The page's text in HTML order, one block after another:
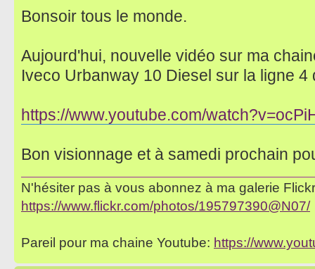
Bonsoir tous le monde.
Aujourd'hui, nouvelle vidéo sur ma
Iveco Urbanway 10 Diesel sur la ligne
https://www.youtube.com/
Bon visionnage et à samedi prochain
N'hésiter pas à vous abonnez à ma galerie
https://www.flickr.com/photos/195797390@N07/
Pareil pour ma chaine Youtube: https://